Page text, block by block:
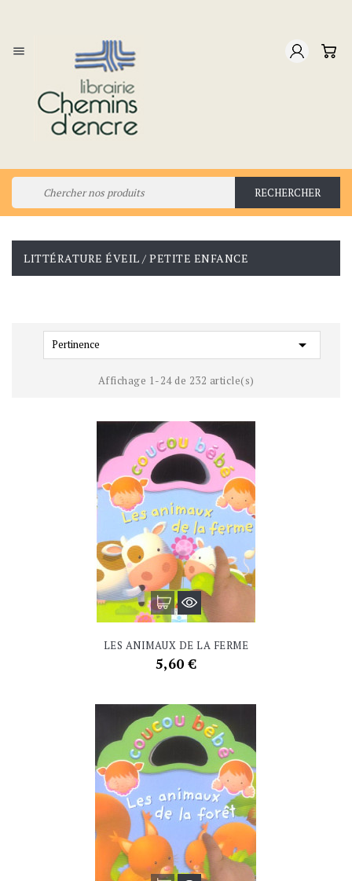

RECHERCHER
LITTÉRATURE ÉVEIL / PETITE ENFANCE
Pertinence 
Affichage 1-24 de 232 article(s)
LES ANIMAUX DE LA FERME
Prix
5,60 €